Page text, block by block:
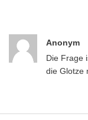
Anonym
Die Frage
die Glotze